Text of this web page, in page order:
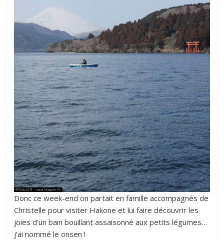
Donc ce week-end on partait en famille accompagnés de
Christelle pour visiter Hakone et lui faire découvrir les
joies d’un bain bouillant assaisonné aux petits légumes…
j’ai nommé le onsen !